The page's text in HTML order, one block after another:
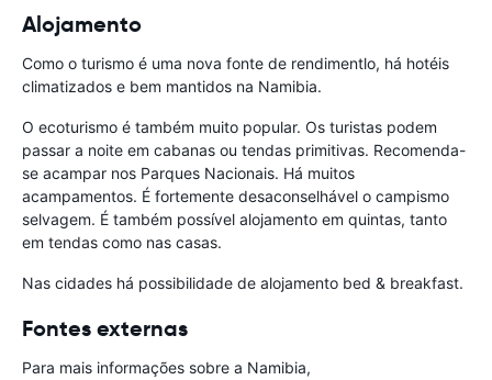
Alojamento
Como o turismo é uma nova fonte de rendimentlo, há hotéis
climatizados e bem mantidos na Namibia.
O ecoturismo é também muito popular. Os turistas podem
passar a noite em cabanas ou tendas primitivas. Recomenda-
se acampar nos Parques Nacionais. Há muitos
acampamentos. É fortemente desaconselhável o campismo
selvagem. É também possível alojamento em quintas, tanto
em tendas como nas casas.
Nas cidades há possibilidade de alojamento bed & breakfast.
Fontes externas
Para mais informações sobre a Namibia,